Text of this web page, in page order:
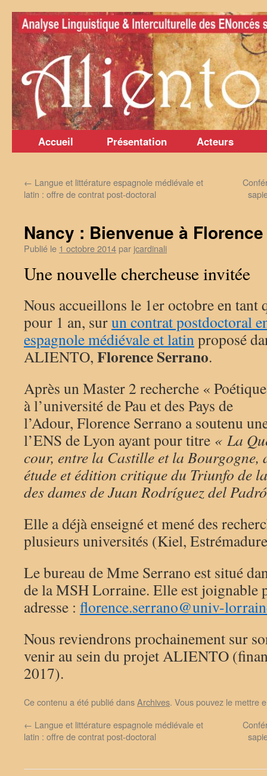
Aller
au
contenu
Accueil Présentation Acteurs
← Langue et littérature espagnole médiévale et
latin : offre de contrat post-doctoral
Nancy : Bienvenue à
Publié le 1 octobre 2014par jcardinali
Une nouvelle chercheuse invitée
Nous accueillons le 1er octobre en tant
pour 1 an, surun contrat postdoctoral
espagnole médiévale et latinproposé
ALIENTO, Florence Serrano.
Après un Master 2 recherche «
à l’université de Pau et des Pays de
l’Adour, Florence Serrano a soutenu
l’ENS de Lyon ayant pour titre « La
cour, entre la Castille et la Bourgogne,
étude et édition critique du Triunfo de
des dames de Juan Rodríguez del
Elle a déjà enseigné et mené des
plusieurs universités (Kiel,
Le bureau de Mme Serrano est situé
de la MSH Lorraine. Elle est joignable
adresse : florence.serrano@univ-
Nous reviendrons prochainement sur
venir au sein du projet ALIENTO
2017).
Ce contenu a été publié dansArchives. Vous pouvez le mettre
← Langue et littérature espagnole médiévale et
latin : offre de contrat post-doctoral